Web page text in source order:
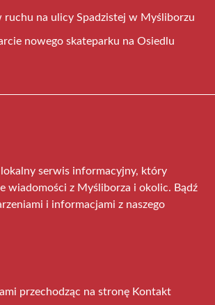
ruchu na ulicy Spadzistej w Myśliborzu
nowego skateparku na Osiedlu
serwis informacyjny, który
wiadomości z Myśliborza i okolic. Bądź
i informacjami z naszego
przechodząc na stronę Kontakt